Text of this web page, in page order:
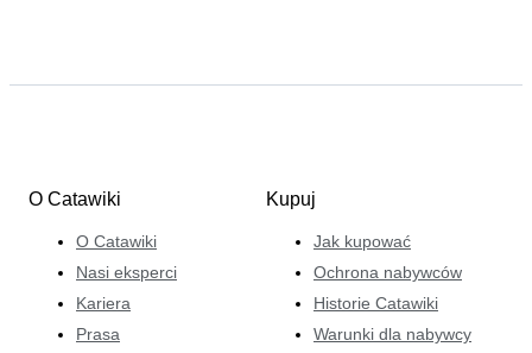
O Catawiki
O Catawiki
Nasi eksperci
Kariera
Prasa
Kupuj
Jak kupować
Ochrona nabywców
Historie Catawiki
Warunki dla nabywcy